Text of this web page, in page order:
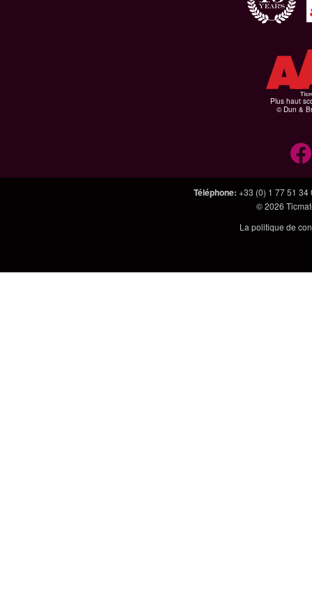
Plus haut
© Dun &
Téléphone: +33 (0) 1 77 51 34
© 2026
La politique de